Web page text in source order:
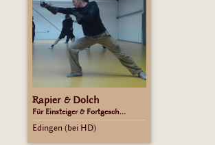
Rapier & Dolch
Für Einsteiger & Fortgesch...
Edingen (bei HD)